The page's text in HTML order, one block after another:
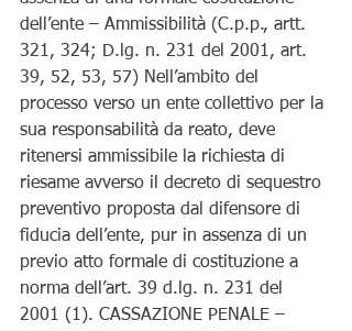
dell’ente – Ammissibilità (C.p.p., artt.
321, 324; D.lg. n. 231 del 2001, art.
39, 52, 53, 57) Nell’ambito del
processo verso un ente collettivo per la
sua responsabilità da reato, deve
ritenersi ammissibile la richiesta di
riesame avverso il decreto di sequestro
preventivo proposta dal difensore di
fiducia dell’ente, pur in assenza di un
previo atto formale di costituzione a
norma dell’art. 39 d.lg. n. 231 del
2001 (1). CASSAZIONE PENALE –